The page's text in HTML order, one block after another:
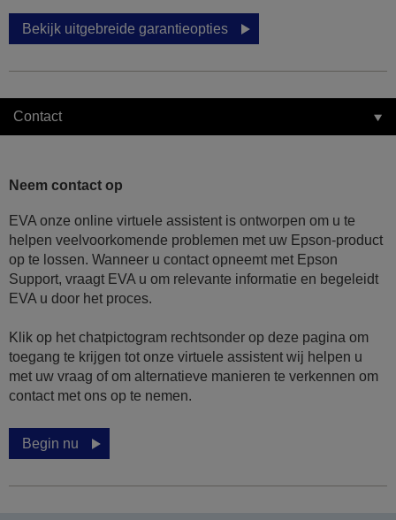
Bekijk uitgebreide garantieopties
Contact
Neem contact op
EVA onze online virtuele assistent is ontworpen om u te
helpen veelvoorkomende problemen met uw Epson-product
op te lossen. Wanneer u contact opneemt met Epson
Support, vraagt EVA u om relevante informatie en begeleidt
EVA u door het proces.
Klik op het chatpictogram rechtsonder op deze pagina om
toegang te krijgen tot onze virtuele assistent wij helpen u
met uw vraag of om alternatieve manieren te verkennen om
contact met ons op te nemen.
Begin nu